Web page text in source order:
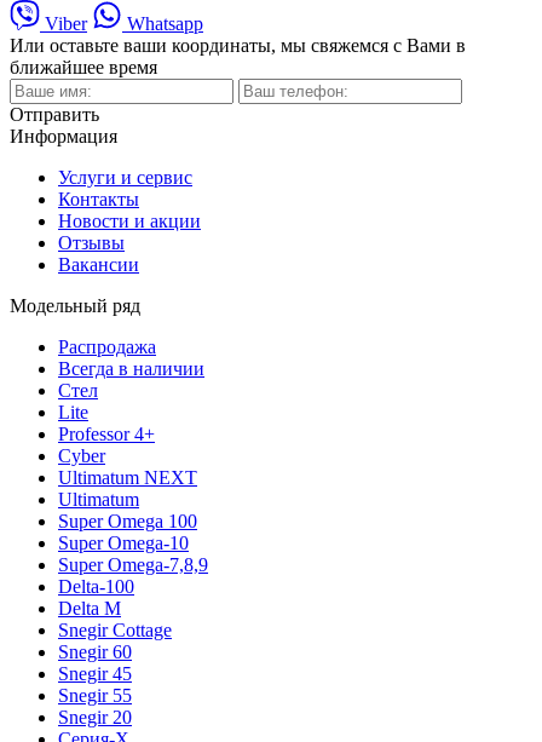
Viber
Whatsapp
Или оставьте ваши координаты, мы свяжемся с Вами в
ближайшее время
Отправить
Информация
Услуги и сервис
Контакты
Новости и акции
Отзывы
Вакансии
Модельный ряд
Распродажа
Всегда в наличии
Стел
Lite
Professor 4+
Cyber
Ultimatum NEXT
Ultimatum
Super Omega 100
Super Omega-10
Super Omega-7,8,9
Delta-100
Delta M
Snegir Cottage
Snegir 60
Snegir 45
Snegir 55
Snegir 20